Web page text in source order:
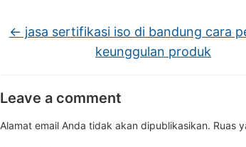
← jasa sertifikasi iso di bandung cara
keunggulan produk
Leave a comment
Alamat email Anda tidak akan dipublikasikan. Ruas